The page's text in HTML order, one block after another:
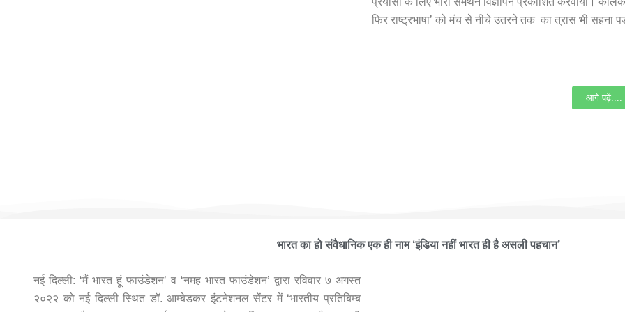
फिर राष्ट्रभाषा’ को मंच से नीचे उतरने तक का त्रास भी सहना
आगे पढ़ें....
भारत का हो संवैधानिक एक ही नाम ‘इंडिया नहीं भारत ही है असली पहचान’
नई दिल्ली: ‘मैं भारत हूं फाउंडेशन’ व ‘नमह भारत फाउंडेशन’ द्वारा रविवार ७ अगस्त
२०२२ को नई दिल्ली स्थित डॉ. आम्बेडकर इंटनेशनल सेंटर में ‘भारतीय प्रतिबिम्ब